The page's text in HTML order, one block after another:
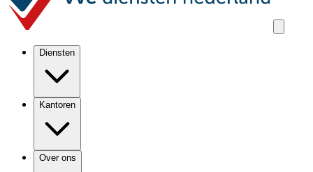
Diensten
Kantoren
Over ons